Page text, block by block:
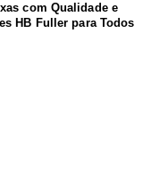
com Qualidade e
HB Fuller para Todos